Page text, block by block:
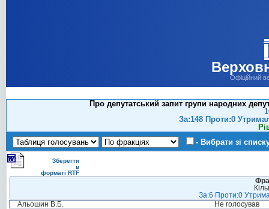
Офіційний
Про депутатський запит групи народних
За:148 Проти:0
- Вибрати зі
Зберегти
в
форматі RTF
За:6 Проти:0
Альошин В.Б.
Не голосував